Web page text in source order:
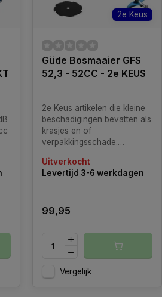
2e Keus
Güde Bosmaaier GFS
52,3 - 52CC - 2e KEUS
2e Keus artikelen die kleine
beschadigingen bevatten als
krasjes en of
verpakkingsschade.
en getest en Inclusief de
gebruikelijke 2 jaar garantie.
deze 2e keus weer weg is
Uitverkocht
Levertijd 3-6 werkdagen
99,95
Vergelijk